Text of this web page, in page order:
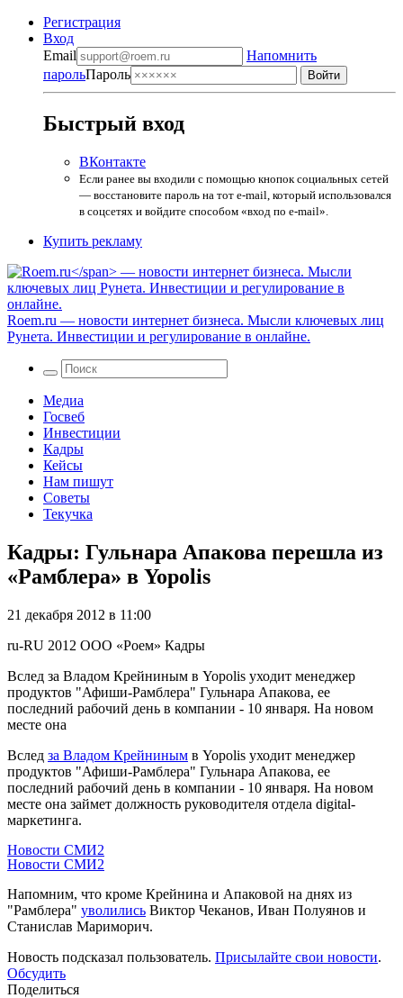
Регистрация
Вход
Email
Напомнить
парольПароль
Быстрый вход
ВКонтакте
Если ранее вы входили с помощью кнопок социальных сетей
— восстановите пароль на тот e-mail, который использовался
в соцсетях и войдите способом «вход по e-mail».
Купить рекламу
Roem.ru — новости интернет бизнеса. Мысли ключевых лиц
Рунета. Инвестиции и регулирование в онлайне.
Медиа
Госвеб
Инвестиции
Кадры
Кейсы
Нам пишут
Советы
Текучка
Кадры: Гульнара Апакова перешла из
«Рамблера» в Yopolis
21 декабря 2012 в 11:00
ru-RU 2012 ООО «Роем» Кадры
Вслед за Владом Крейниным в Yopolis уходит менеджер
продуктов "Афиши-Рамблера" Гульнара Апакова, ее
последний рабочий день в компании - 10 января. На новом
месте она
Вслед за Владом Крейниным в Yopolis уходит менеджер
продуктов "Афиши-Рамблера" Гульнара Апакова, ее
последний рабочий день в компании - 10 января. На новом
месте она займет должность руководителя отдела digital-
маркетинга.
Новости СМИ2
Новости СМИ2
Напомним, что кроме Крейнина и Апаковой на днях из
"Рамблера" уволились Виктор Чеканов, Иван Полуянов и
Станислав Мариморич.
Новость подсказал пользователь. Присылайте свои новости.
Обсудить
Поделиться